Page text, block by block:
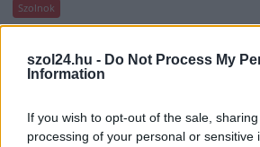
szol24.hu - Do Not Process My
Information
If you wish to opt-out of the sale,
processing of your personal or sensitive
Szolnok